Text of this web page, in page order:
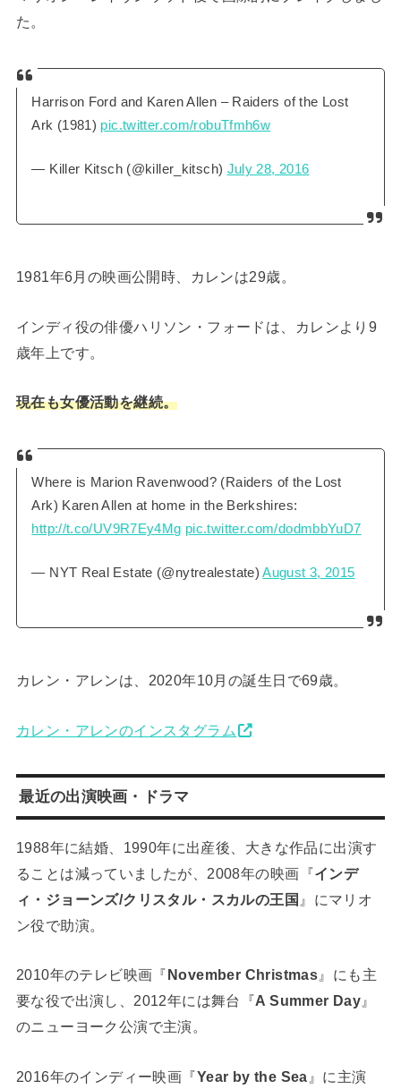
た。
Harrison Ford and Karen Allen – Raiders of the Lost
Ark (1981) pic.twitter.com/robuTfmh6w
— Killer Kitsch (@killer_kitsch) July 28, 2016
1981年6月の映画公開時、カレンは29歳。
インディ役の俳優ハリソン・フォードは、カレンより9
歳年上です。
現在も女優活動を継続。
Where is Marion Ravenwood? (Raiders of the Lost
Ark) Karen Allen at home in the Berkshires:
http://t.co/UV9R7Ey4Mg pic.twitter.com/dodmbbYuD7
— NYT Real Estate (@nytrealestate)August 3, 2015
カレン・アレンは、2020年10月の誕生日で69歳。
カレン・アレンのインスタグラム
最近の出演映画・ドラマ
1988年に結婚、1990年に出産後、大きな作品に出演す
ることは減っていましたが、2008年の映画『インデ
ィ・ジョーンズ/クリスタル・スカルの王国 』にマリオ
ン役で助演。
2010年のテレビ映画『November Christmas 』にも主
要な役で出演し、2012年には舞台『A Summer Day 』
のニューヨーク公演で主演。
2016年のインディー映画『Year by the Sea 』に主演